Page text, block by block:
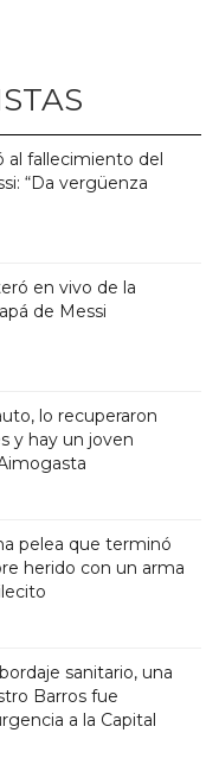
al fallecimiento del
“Da vergüenza
en vivo de la
de Messi
lo recuperaron
y hay un joven
pelea que terminó
herido con un arma
sanitario, una
Barros fue
a la Capital